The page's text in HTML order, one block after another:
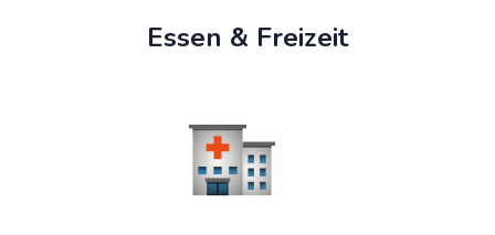
Essen & Freizeit